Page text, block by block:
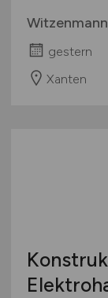
gestern
Xanten